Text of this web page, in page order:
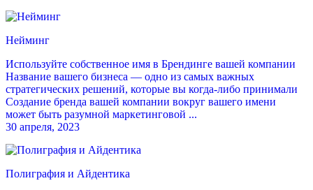
Нейминг
Используйте собственное имя в Брендинге вашей компании
Название вашего бизнеса — одно из самых важных
стратегических решений, которые вы когда-либо принимали
Создание бренда вашей компании вокруг вашего имени
может быть разумной маркетинговой ...
30 апреля, 2023
Полиграфия и Айдентика